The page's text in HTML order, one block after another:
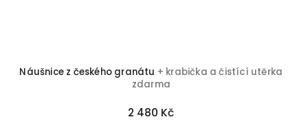
Náušnice z českého granátu + krabička a čistící utěrka
zdarma
2 480 Kč